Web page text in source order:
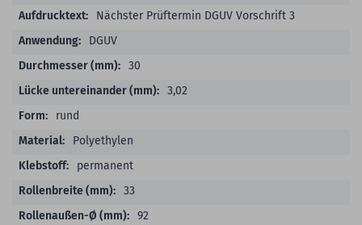
Nächster Prüftermin DGUV Vorschrift 3
DGUV
30
3,02
rund
Polyethylen
permanent
33
92